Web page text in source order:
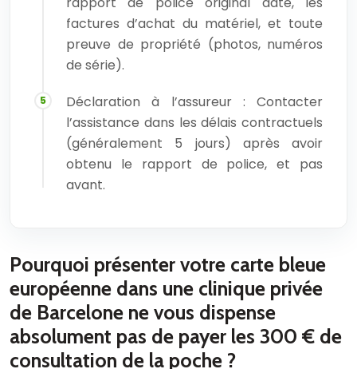
factures d’achat du matériel, et toute
preuve de propriété (photos, numéros
de série).
Déclaration à l’assureur : Contacter
l’assistance dans les délais contractuels
(généralement 5 jours) après avoir
obtenu le rapport de police, et pas
avant.
Pourquoi présenter votre carte bleue
européenne dans une clinique privée
de Barcelone ne vous dispense
absolument pas de payer les 300 € de
consultation de la poche ?